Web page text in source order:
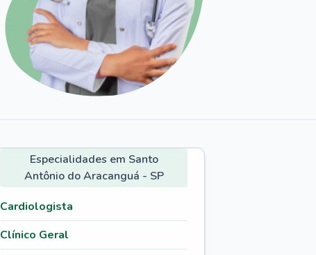
Especialidades em Santo
Antônio do Aracanguá - SP
Cardiologista
Clínico Geral